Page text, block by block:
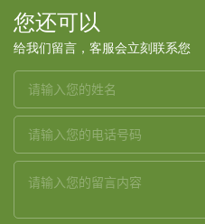
您还可以
给我们留言，客服会立刻联系您